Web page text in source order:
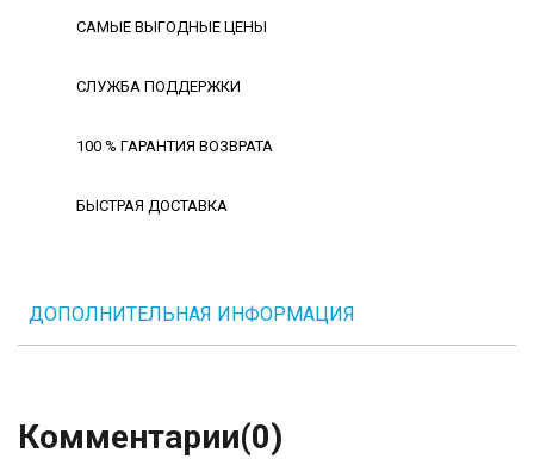
САМЫЕ ВЫГОДНЫЕ ЦЕНЫ
СЛУЖБА ПОДДЕРЖКИ
100 % ГАРАНТИЯ ВОЗВРАТА
БЫСТРАЯ ДОСТАВКА
ДОПОЛНИТЕЛЬНАЯ ИНФОРМАЦИЯ
Комментарии(0)